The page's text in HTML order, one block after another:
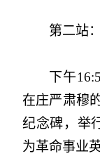
第二站
下午
在庄严肃穆
纪念碑，举
为革命事业